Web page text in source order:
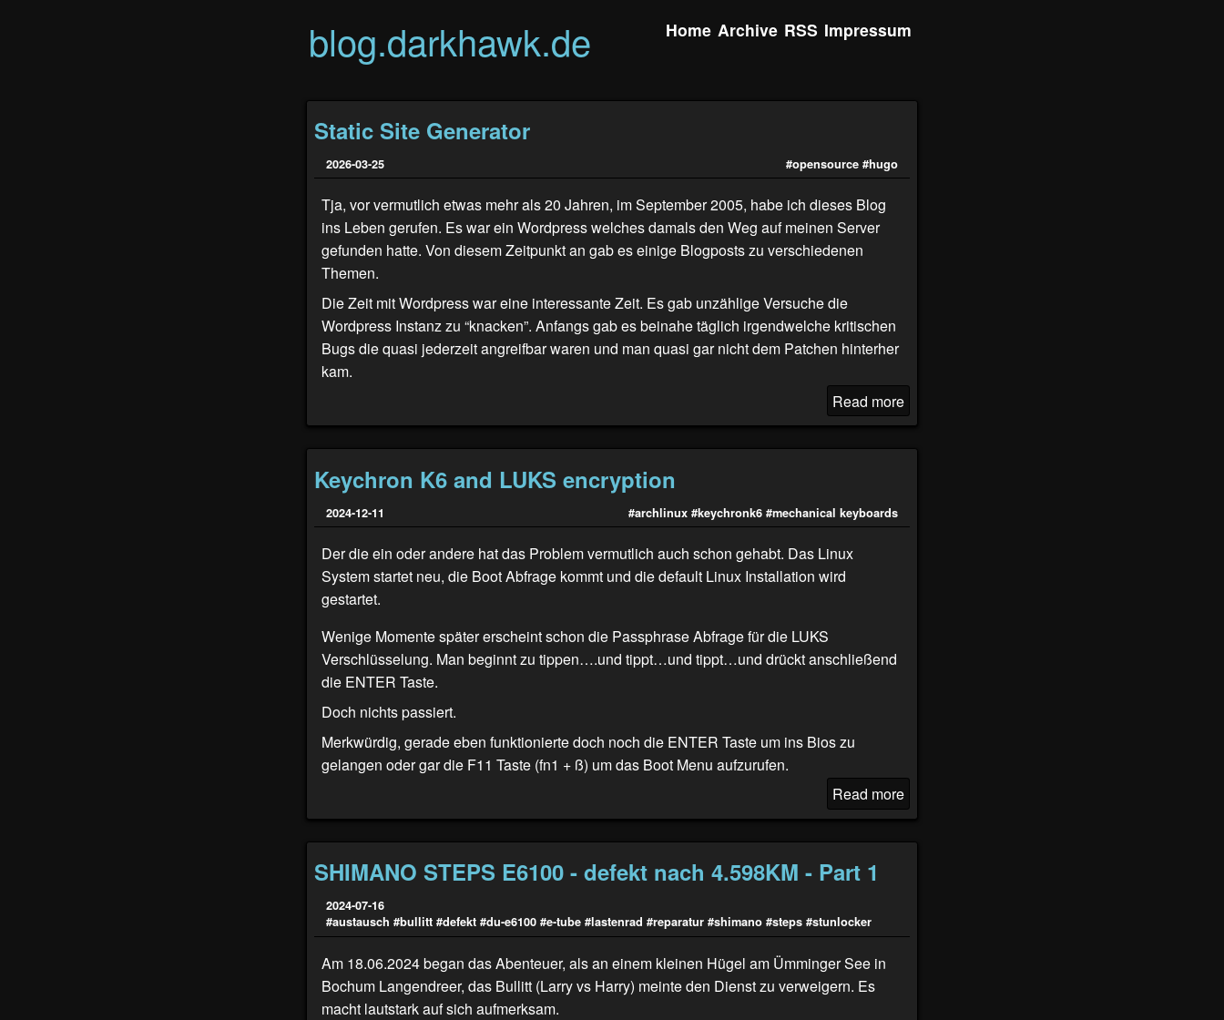
blog.darkhawk.de Home Archive RSS Impressum
Static Site Generator
2026-03-25 #opensource #hugo
Tja, vor vermutlich etwas mehr als 20 Jahren, im September 2005, habe ich dieses Blog
ins Leben gerufen. Es war ein Wordpress welches damals den Weg auf meinen Server
gefunden hatte. Von diesem Zeitpunkt an gab es einige Blogposts zu verschiedenen
Themen.
Die Zeit mit Wordpress war eine interessante Zeit. Es gab unzählige Versuche die
Wordpress Instanz zu “knacken”. Anfangs gab es beinahe täglich irgendwelche kritischen
Bugs die quasi jederzeit angreifbar waren und man quasi gar nicht dem Patchen hinterher
kam.
Read more
Keychron K6 and LUKS encryption
2024-12-11 #archlinux #keychronk6 #mechanical keyboards
Der die ein oder andere hat das Problem vermutlich auch schon gehabt. Das Linux
System startet neu, die Boot Abfrage kommt und die default Linux Installation wird
gestartet.
Wenige Momente später erscheint schon die Passphrase Abfrage für die LUKS
Verschlüsselung. Man beginnt zu tippen….und tippt…und tippt…und drückt anschließend
die ENTER Taste.
Doch nichts passiert.
Merkwürdig, gerade eben funktionierte doch noch die ENTER Taste um ins Bios zu
gelangen oder gar die F11 Taste (fn1 + ß) um das Boot Menu aufzurufen.
Read more
SHIMANO STEPS E6100 - defekt nach 4.598KM - Part 1
2024-07-16
#austausch #bullitt #defekt #du-e6100 #e-tube #lastenrad #reparatur #shimano #steps #stunlocker
Am 18.06.2024 began das Abenteuer, als an einem kleinen Hügel am Ümminger See in
Bochum Langendreer, das Bullitt (Larry vs Harry) meinte den Dienst zu verweigern. Es
macht lautstark auf sich aufmerksam.